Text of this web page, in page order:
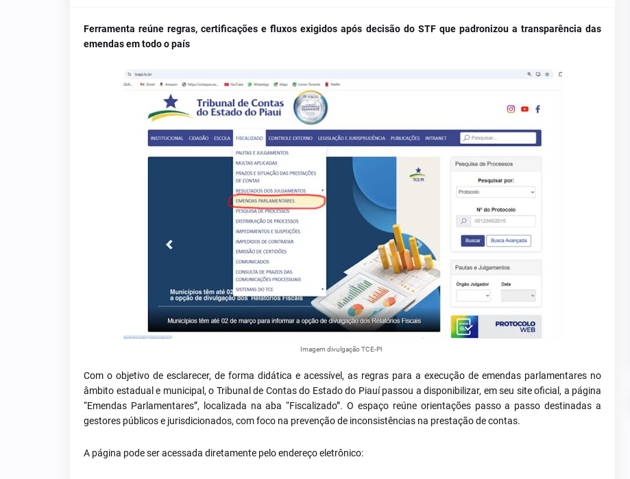
Ferramenta reúne regras, certificações e fluxos exigidos após decisão do STF que padronizou a transparência das
emendas em todo o país
Imagem divulgação TCE-PI
Com o objetivo de esclarecer, de forma didática e acessível, as regras para a execução de emendas parlamentares no
âmbito estadual e municipal, o Tribunal de Contas do Estado do Piauí passou a disponibilizar, em seu site oficial, a página
“Emendas Parlamentares”, localizada na aba “Fiscalizado”. O espaço reúne orientações passo a passo destinadas a
gestores públicos e jurisdicionados, com foco na prevenção de inconsistências na prestação de contas.
A página pode ser acessada diretamente pelo endereço eletrônico: